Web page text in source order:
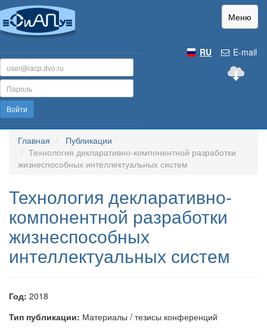
Меню
E-mail
RU
Войти
Главная
Публикации
Технология декларативно-компонентной разработки
жизнеспособных интеллектуальных систем
Технология декларативно-
компонентной разработки
жизнеспособных
интеллектуальных систем
Год: 2018
Тип публикации: Материалы / тезисы конференций